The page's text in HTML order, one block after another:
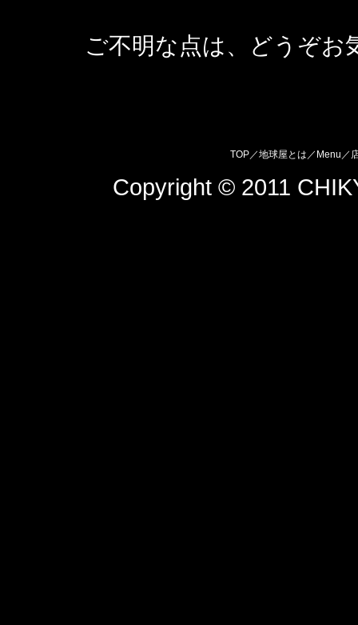
ご不明な点は、どうぞお
TOP／地球屋とは ／ Menu ／
Copyright © 2011